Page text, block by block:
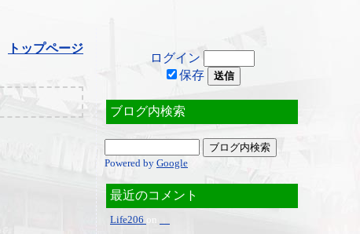
トップページ
ログイン
保存
ブログ内検索
Powered by Google
最近のコメント
Life206 on